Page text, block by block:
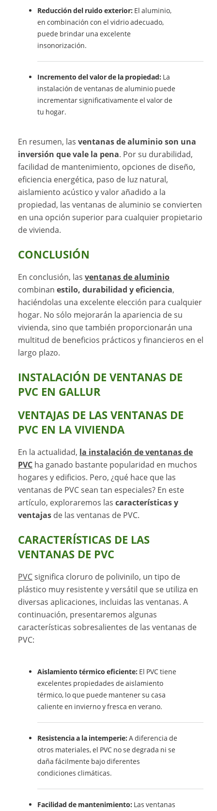
Reducción del ruido exterior: El aluminio,
en combinación con el vidrio adecuado,
puede brindar una excelente
insonorización.
Incremento del valor de la propiedad: La
instalación de ventanas de aluminio puede
incrementar significativamente el valor de
tu hogar.
En resumen, lasventanas de aluminio son una
inversión que vale la pena. Por su durabilidad,
facilidad de mantenimiento, opciones de diseño,
eficiencia energética, paso de luz natural,
aislamiento acústico y valor añadido a la
propiedad, las ventanas de aluminio se convierten
en una opción superior para cualquier propietario
de vivienda.
CONCLUSIÓN
En conclusión, lasventanas de aluminio
combinanestilo, durabilidad y eficiencia,
haciéndolas una excelente elección para cualquier
hogar. No sólo mejorarán la apariencia de su
vivienda, sino que también proporcionarán una
multitud de beneficios prácticos y financieros en el
largo plazo.
INSTALACIÓN DE VENTANAS DE
PVC EN GALLUR
VENTAJAS DE LAS VENTANAS DE
PVC EN LA VIVIENDA
En la actualidad, la instalación de ventanas de
PVC ha ganado bastante popularidad en muchos
hogares y edificios. Pero, ¿qué hace que las
ventanas de PVC sean tan especiales? En este
artículo, exploraremos lascaracterísticas y
ventajas de las ventanas de PVC.
CARACTERÍSTICAS DE LAS
VENTANAS DE PVC
PVCsignifica cloruro de polivinilo, un tipo de
plástico muy resistente y versátil que se utiliza en
diversas aplicaciones, incluidas las ventanas. A
continuación, presentaremos algunas
características sobresalientes de las ventanas de
PVC:
Aislamiento térmico eficiente: El PVC tiene
excelentes propiedades de aislamiento
térmico, lo que puede mantener su casa
caliente en invierno y fresca en verano.
Resistencia a la intemperie: A diferencia de
otros materiales, el PVC no se degrada ni se
daña fácilmente bajo diferentes
condiciones climáticas.
Facilidad de mantenimiento: Las ventanas